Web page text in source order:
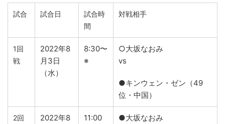
試合 試合日
試合時
間
対戦相手
1回
戦
2022年8
月3日
（水）
8:30〜
※
○大坂なおみ
vs
●キンウェン・ゼン（49
位・中国）
2回
2022年8
11:00
●大坂なおみ